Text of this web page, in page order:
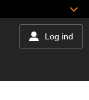
Log ind